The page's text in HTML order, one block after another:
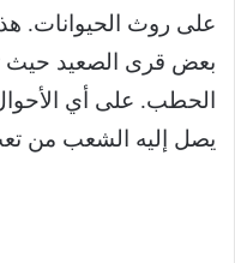
على روث الحيوانات.
بعض قرى الصعيد حيث
الحطب. على أي
يصل إليه الشعب من